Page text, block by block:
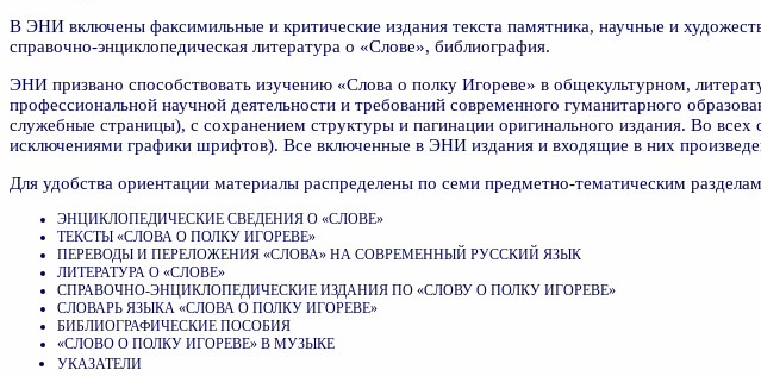
В ЭНИ включены факсимильные и критические издания текста памятника, научные и
справочно-энциклопедическая литература о «Слове», библиография.
ЭНИ призвано способствовать изучению «Слова о полку Игореве» в общекультурном,
профессиональной научной деятельности и требований современного гуманитарного
служебные страницы), с сохранением структуры и пагинации оригинального издания. Во
исключениями графики шрифтов). Все включенные в ЭНИ издания и входящие в них
Для удобства ориентации материалы распределены по семи предметно-тематическим
ЭНЦИКЛОПЕДИЧЕСКИЕ СВЕДЕНИЯ О «СЛОВЕ»
ТЕКСТЫ «СЛОВА О ПОЛКУ ИГОРЕВЕ»
ПЕРЕВОДЫ И ПЕРЕЛОЖЕНИЯ «СЛОВА» НА СОВРЕМЕННЫЙ РУССКИЙ ЯЗЫК
ЛИТЕРАТУРА О «СЛОВЕ»
СПРАВОЧНО-ЭНЦИКЛОПЕДИЧЕСКИЕ ИЗДАНИЯ ПО «СЛОВУ О ПОЛКУ ИГОРЕВЕ»
СЛОВАРЬ ЯЗЫКА «СЛОВА О ПОЛКУ ИГОРЕВЕ»
БИБЛИОГРАФИЧЕСКИЕ ПОСОБИЯ
«СЛОВО О ПОЛКУ ИГОРЕВЕ» В МУЗЫКЕ
УКАЗАТЕЛИ